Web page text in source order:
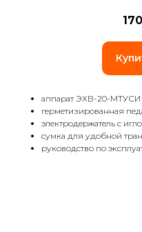
аппарат ЭХВ-20-
герметизированная
электродержатель с
сумка для удобной
руководство по